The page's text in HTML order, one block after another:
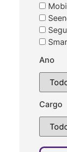
Ano
Cargo